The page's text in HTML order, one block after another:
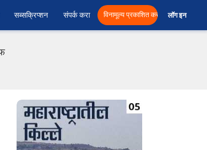
सब्सक्रिप्शन संपर्क करा विनामूल्य प्रकाशित करा लॉग इन